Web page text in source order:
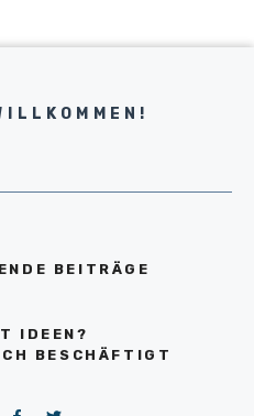
BEITRÄGE
IDEEN?
BESCHÄFTIGT